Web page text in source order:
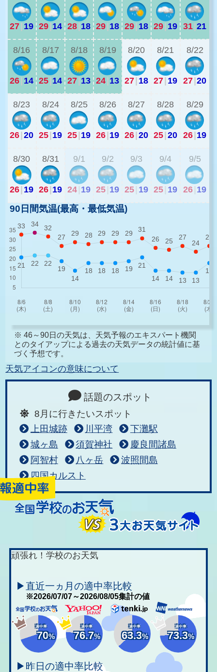
27| 19 29|14 28|18 29|18 29| 18 29| 19 31|21
8/16
26| 14
8/17
25|14
8/18
27|13
8/19
24|13
8/20
27| 18
8/21
27| 19
8/22
27|20
8/23
26|20
8/24
25|19
8/25
25|19
8/26
26|19
8/27
26|20
8/28
25|20
8/29
26|19
8/30
26| 19
8/31
26|19
9/1
24 19
9/2
25 19
9/3
25 19
9/4
25 19
9/5
26 19
90日間気温(最高・最低気温)
※ 46～90日の天気は、天気予報のエキスパート機関
とのタイアップによる過去の天気データの統計値に基
づく予想です。
天気アイコンの意味について
話題のスポット
8月に行きたいスポット
上田城跡
川平湾
下灘駅
城ヶ島
須賀神社
慶良間諸島
阿智村
八ヶ岳
波照間島
四国カルスト
頑張れ！学校のお天気
▶直近一ヵ月の適中率比較
※2026/07/07～2026/08/05集計の値
適中率
70%
適中率
76.7%
適中率
63.3%
適中率
73.3%
▶昨日の適中率比較